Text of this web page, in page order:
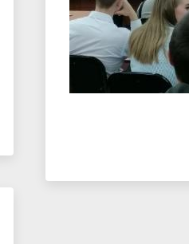
Программа
образования